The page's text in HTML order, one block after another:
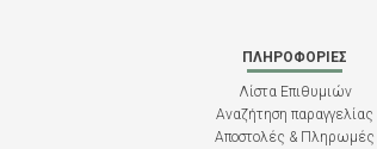
ΠΛΗΡΟΦΟΡΊΕΣ
Λίστα Επιθυμιών
Αναζήτηση παραγγελίας
Αποστολές & Πληρωμές